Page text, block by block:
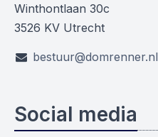
Winthontlaan 30c
3526 KV Utrecht
bestuur@domrenner.nl
Social media